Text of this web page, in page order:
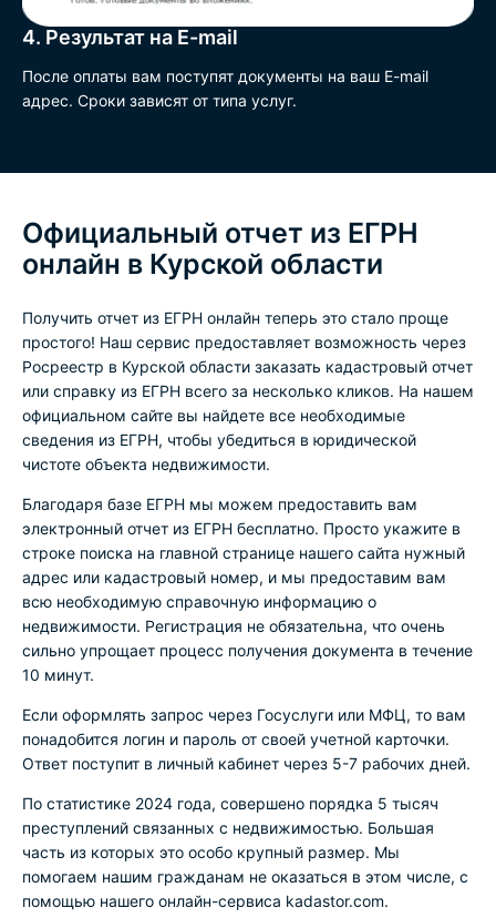
4. Результат на E-mail
После оплаты вам поступят документы на ваш E-mail
адрес. Сроки зависят от типа услуг.
Официальный отчет из ЕГРН
онлайн в Курской области
Получить отчет из ЕГРН онлайн теперь это стало проще
простого! Наш сервис предоставляет возможность через
Росреестр в Курской области заказать кадастровый отчет
или справку из ЕГРН всего за несколько кликов. На нашем
официальном сайте вы найдете все необходимые
сведения из ЕГРН, чтобы убедиться в юридической
чистоте объекта недвижимости.
Благодаря базе ЕГРН мы можем предоставить вам
электронный отчет из ЕГРН бесплатно. Просто укажите в
строке поиска на главной странице нашего сайта нужный
адрес или кадастровый номер, и мы предоставим вам
всю необходимую справочную информацию о
недвижимости. Регистрация не обязательна, что очень
сильно упрощает процесс получения документа в течение
10 минут.
Если оформлять запрос через Госуслуги или МФЦ, то вам
понадобится логин и пароль от своей учетной карточки.
Ответ поступит в личный кабинет через 5-7 рабочих дней.
По статистике 2024 года, совершено порядка 5 тысяч
преступлений связанных с недвижимостью. Большая
часть из которых это особо крупный размер. Мы
помогаем нашим гражданам не оказаться в этом числе, с
помощью нашего онлайн-сервиса kadastor.com.